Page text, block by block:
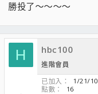
勝投了～～～～
H hbc100
進階會員
已加入
1/21/10
點數
16